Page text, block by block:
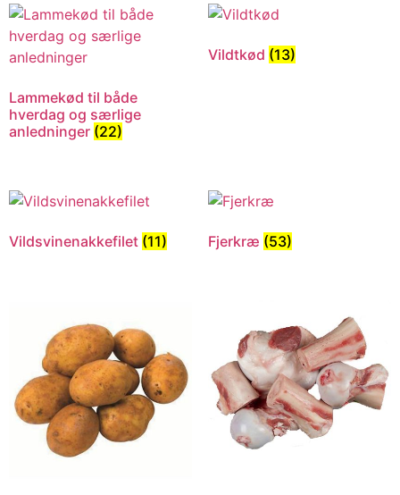
Lammekød til både
hverdag og særlige
anledninger (22)
Vildtkød (13)
Vildsvinenakkefilet (11) Fjerkræ (53)